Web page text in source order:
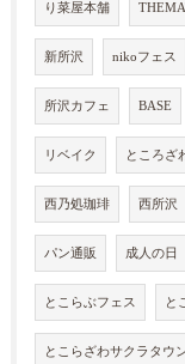
り菜屋本舗
新所沢 nikoフェス
所沢カフェ BASE
リベイク ところざ
西乃処珈琲 西所沢
パン通販 成人の日
とこらぶフェス と
とこらざわサクラタウ